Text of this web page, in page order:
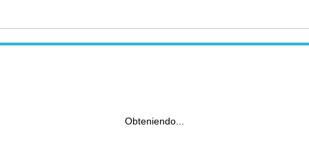
Obteniendo...